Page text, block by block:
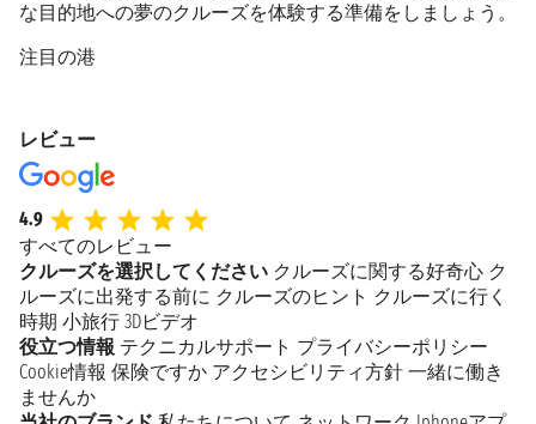
な目的地への夢のクルーズを体験する準備をしましょう。
注目の港
レビュー
4.9
すべてのレビュー
クルーズを選択してください クルーズに関する好奇心 ク
ルーズに出発する前に クルーズのヒント クルーズに行く
時期 小旅行 3Dビデオ
役立つ情報 テクニカルサポート プライバシーポリシー
Cookie情報 保険ですか アクセシビリティ方針 一緒に働き
ませんか